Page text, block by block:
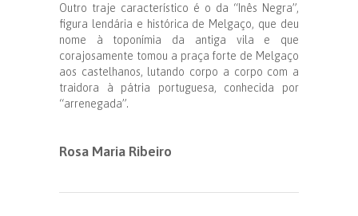
Outro traje característico é o da “Inês Negra”,
figura lendária e histórica de Melgaço, que deu
nome à toponímia da antiga vila e que
corajosamente tomou a praça forte de Melgaço
aos castelhanos, lutando corpo a corpo com a
traidora à pátria portuguesa, conhecida por
“arrenegada”.
Rosa Maria Ribeiro